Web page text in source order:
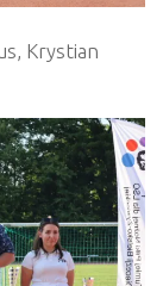
Krystian